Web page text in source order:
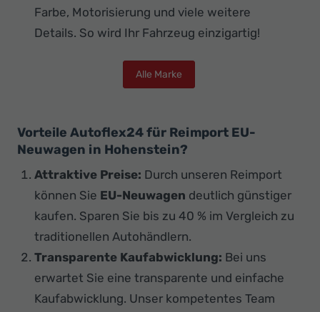
Farbe, Motorisierung und viele weitere
Details. So wird Ihr Fahrzeug einzigartig!
Alle Marke
Vorteile Autoflex24 für Reimport EU-
Neuwagen in Hohenstein?
Attraktive Preise: Durch unseren Reimport
können Sie EU-Neuwagen deutlich günstiger
kaufen. Sparen Sie bis zu 40 % im Vergleich zu
traditionellen Autohändlern.
Transparente Kaufabwicklung: Bei uns
erwartet Sie eine transparente und einfache
Kaufabwicklung. Unser kompetentes Team